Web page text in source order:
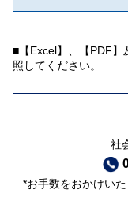
■【Excel】、【PDF】
照してください。
社
*お手数をおかけい